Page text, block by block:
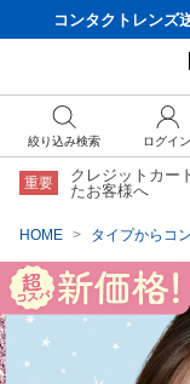
コンタクトレンズ
重要
クレジットカー
たお客様へ
HOME タイプからコ
絞り込み検索 ログイン